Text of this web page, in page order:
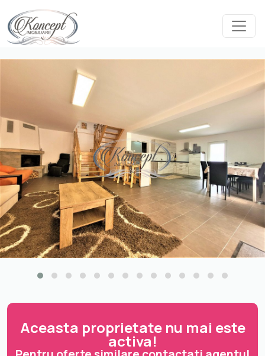
Aceasta proprietate nu mai este
activa!